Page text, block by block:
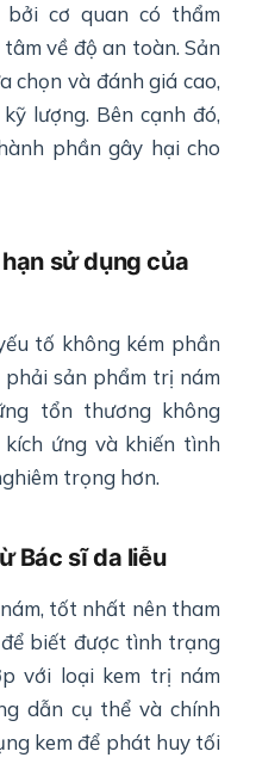
bởi cơ quan có thẩm
về độ an toàn. Sản
chọn và đánh giá cao,
lượng. Bên cạnh đó,
phần gây hại cho
sử dụng của
tố không kém phần
sản phẩm trị nám
tổn thương không
ứng và khiến tình
trọng hơn.
Bác sĩ da liễu
tốt nhất nên tham
biết được tình trạng
với loại kem trị nám
dẫn cụ thể và chính
kem để phát huy tối